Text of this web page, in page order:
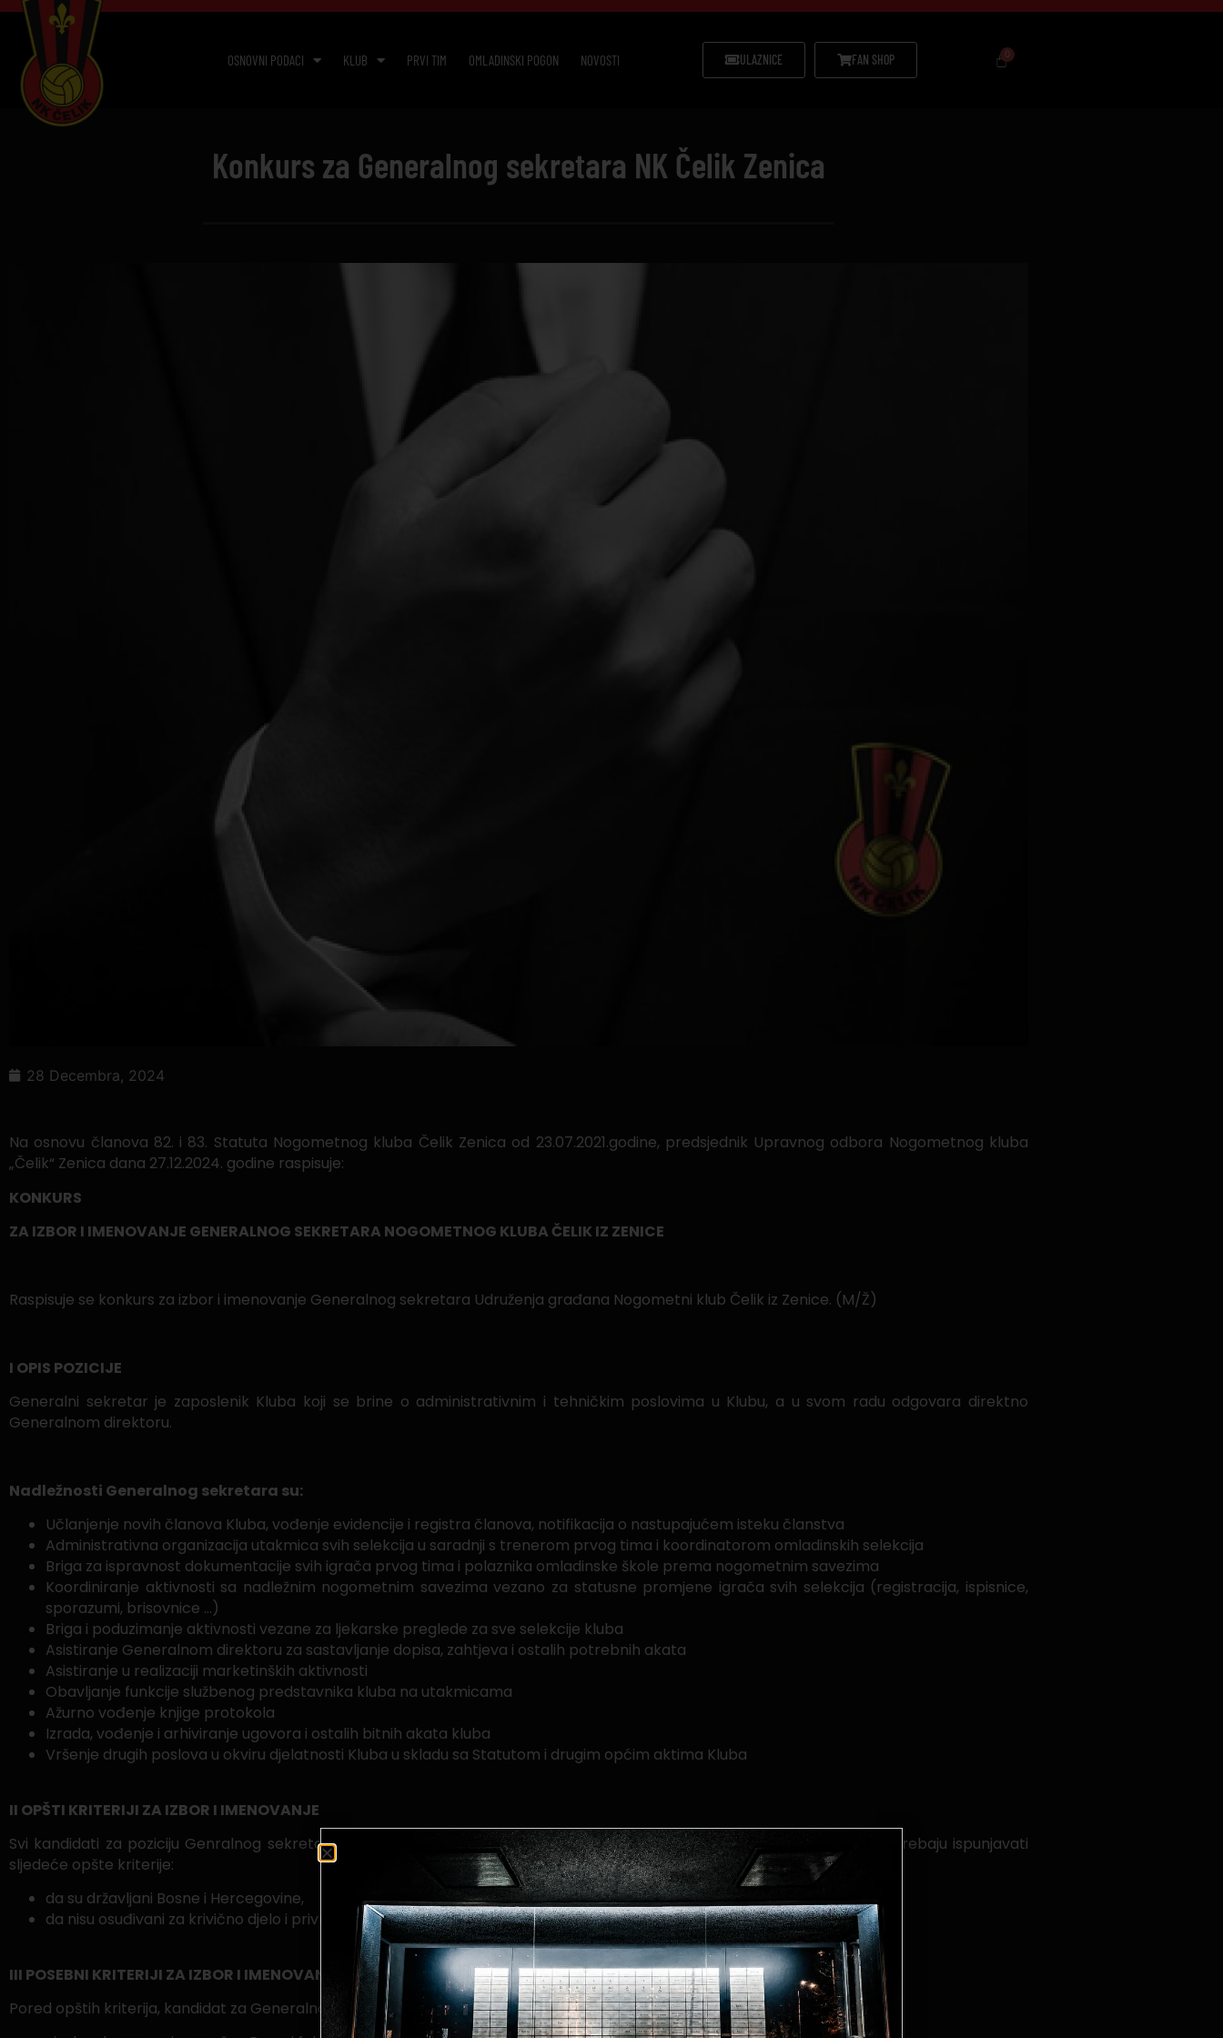
OSNOVNI PODACI KLUB PRVI TIM OMLADINSKI POGON NOVOSTI ULAZNICE FAN SHOP
Konkurs za Generalnog sekretara NK Čelik Zenica
28 Decembra, 2024
Na osnovu članova 82. i 83. Statuta Nogometnog kluba Čelik Zenica od 23.07.2021.godine, predsjednik Upravnog odbora Nogometnog kluba
„Čelik“ Zenica dana 27.12.2024. godine raspisuje:
KONKURS
ZA IZBOR I IMENOVANJE GENERALNOG SEKRETARA NOGOMETNOG KLUBA ČELIK IZ ZENICE
Raspisuje se konkurs za izbor i imenovanje Generalnog sekretara Udruženja građana Nogometni klub Čelik iz Zenice. (M/Ž)
I OPIS POZICIJE
Generalni sekretar je zaposlenik Kluba koji se brine o administrativnim i tehničkim poslovima u Klubu, a u svom radu odgovara direktno
Generalnom direktoru.
Nadležnosti Generalnog sekretara su:
Učlanjenje novih članova Kluba, vođenje evidencije i registra članova, notifikacija o nastupajućem isteku članstva
Administrativna organizacija utakmica svih selekcija u saradnji s trenerom prvog tima i koordinatorom omladinskih selekcija
Briga za ispravnost dokumentacije svih igrača prvog tima i polaznika omladinske škole prema nogometnim savezima
Koordiniranje aktivnosti sa nadležnim nogometnim savezima vezano za statusne promjene igrača svih selekcija (registracija, ispisnice,
sporazumi, brisovnice …)
Briga i poduzimanje aktivnosti vezane za ljekarske preglede za sve selekcije kluba
Asistiranje Generalnom direktoru za sastavljanje dopisa, zahtjeva i ostalih potrebnih akata
Asistiranje u realizaciji marketinških aktivnosti
Obavljanje funkcije službenog predstavnika kluba na utakmicama
Ažurno vođenje knjige protokola
Izrada, vođenje i arhiviranje ugovora i ostalih bitnih akata kluba
Vršenje drugih poslova u okviru djelatnosti Kluba u skladu sa Statutom i drugim općim aktima Kluba
II OPŠTI KRITERIJI ZA IZBOR I IMENOVANJE
Svi kandidati za poziciju Genralnog sekretara UG Nogometni klub „Čelik“ iz Zenice koji je predmet ovog javnog konkursa trebaju ispunjavati
sljedeće opšte kriterije:
da su državljani Bosne i Hercegovine,
da nisu osuđivani za krivično djelo i privredni prijestup nespojive sa pozicijom generalnog sekretara
III POSEBNI KRITERIJI ZA IZBOR I IMENOVANJE
Pored opštih kriterija, kandidat za Generalnog sekretara moraju ispunjavati i sljedeće posebne kriterije: